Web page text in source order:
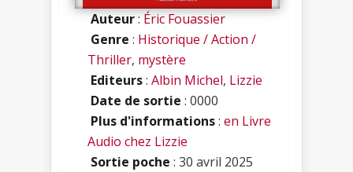
Auteur:Éric Fouassier
Genre : Historique / Action /
Thriller, mystère
Editeurs: Albin Michel, Lizzie
Date de sortie : 0000
Plus d'informations: en Livre
Audio chez Lizzie
Sortie poche : 30 avril 2025